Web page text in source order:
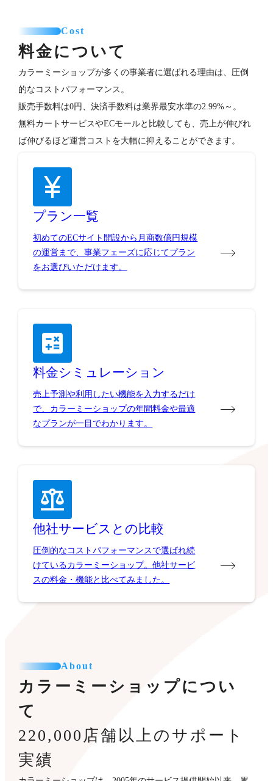
Cost
料金について
カラーミーショップが多くの事業者に選ばれる理由は、圧倒
的なコストパフォーマンス。
販売手数料は0円、決済手数料は業界最安水準の2.99%～。
無料カートサービスやECモールと比較しても、売上が伸びれ
ば伸びるほど運営コストを大幅に抑えることができます。
プラン一覧
初めてのECサイト開設から月商数億円規模
の運営まで、事業フェーズに応じてプラン
をお選びいただけます。
料金シミュレーション
売上予測や利用したい機能を入力するだけ
で、カラーミーショップの年間料金や最適
なプランが一目でわかります。
他社サービスとの比較
圧倒的なコストパフォーマンスで選ばれ続
けているカラーミーショップ。他社サービ
スの料金・機能と比べてみました。
About
カラーミーショップについ
て
220,000店舗以上のサポート
実績